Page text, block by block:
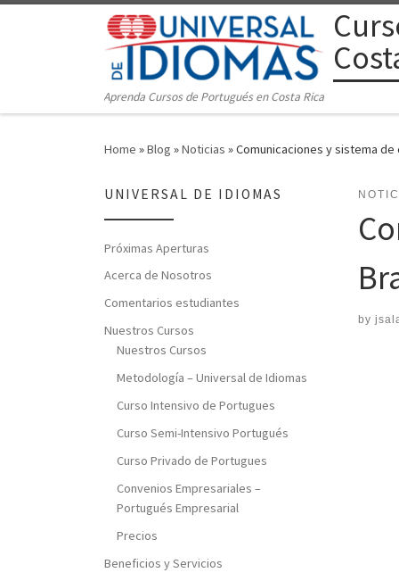
Skip to content
Aprenda Cursos de Portugués en Costa Rica
Home »Blog »Noticias »Comunicaciones y sistema
by
UNIVERSAL DE IDIOMAS
Próximas Aperturas
Acerca de Nosotros
Comentarios estudiantes
Nuestros Cursos
Nuestros Cursos
Metodología – Universal de Idiomas
Curso Intensivo de Portugues
Curso Semi-Intensivo Portugués
Curso Privado de Portugues
Convenios Empresariales –
Portugués Empresarial
Precios
Beneficios y Servicios